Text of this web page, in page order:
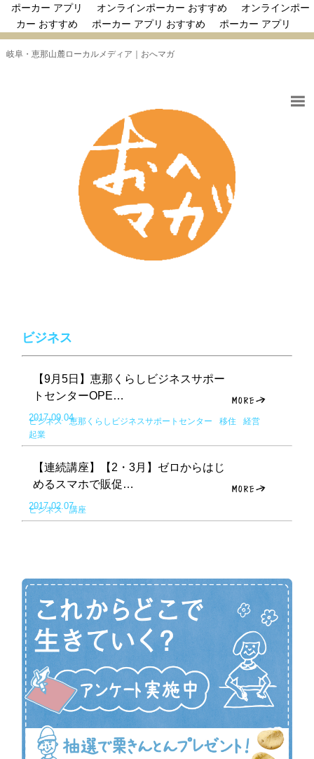
ポーカー アプリ オンラインポーカー おすすめ
オンラインポー
カー おすすめ
ポーカー アプリ おすすめ ポーカー アプリ
岐阜・恵那山麓ローカルメディア｜おへマガ
ビジネス
【9月5日】恵那くらしビジネスサポー
トセンターOPE…
2017.09.04
ビジネス 恵那くらしビジネスサポートセンター 移住
経営
起業
【連続講座】【2・3月】ゼロからはじ
めるスマホで販促…
2017.02.07
ビジネス 講座